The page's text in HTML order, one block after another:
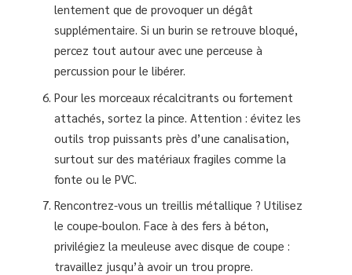
lentement que de provoquer un dégât
supplémentaire. Si un burin se retrouve bloqué,
percez tout autour avec une perceuse à
percussion pour le libérer.
Pour les morceaux récalcitrants ou fortement
attachés, sortez la pince. Attention : évitez les
outils trop puissants près d’une canalisation,
surtout sur des matériaux fragiles comme la
fonte ou le PVC.
Rencontrez-vous un treillis métallique ? Utilisez
le coupe-boulon. Face à des fers à béton,
privilégiez la meuleuse avec disque de coupe :
travaillez jusqu’à avoir un trou propre.